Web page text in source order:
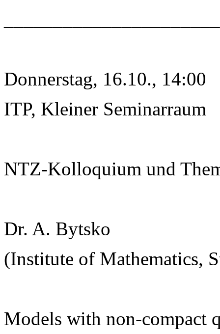
Donnerstag, 16.10., 14:00
ITP, Kleiner Seminarraum
NTZ-Kolloquium und
Dr. A. Bytsko
(Institute of Mathematics,
Models with non-compact